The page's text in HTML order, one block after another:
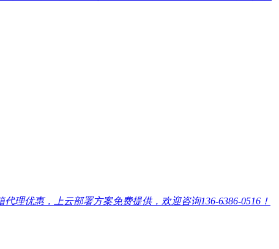
理优惠，上云部署方案免费提供，欢迎咨询136-6386-0516！